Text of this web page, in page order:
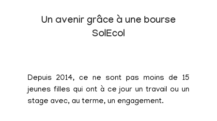
Un avenir grâce à une bourse
SolEcol
Depuis 2014, ce ne sont pas moins de 15
jeunes filles qui ont à ce jour un travail ou un
stage avec, au terme, un engagement.